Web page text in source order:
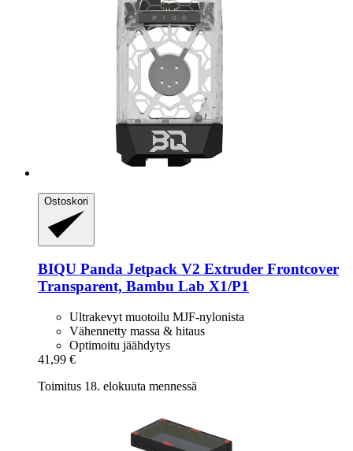
Ostoskori
BIQU Panda Jetpack V2 Extruder Frontcover
Transparent, Bambu Lab X1/P1
Ultrakevyt muotoilu MJF-nylonista
Vähennetty massa & hitaus
Optimoitu jäähdytys
41,99 €
Toimitus 18. elokuuta mennessä